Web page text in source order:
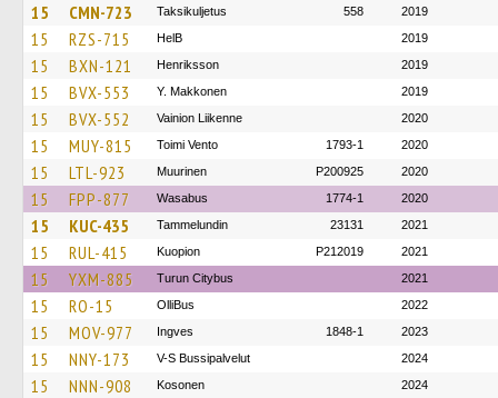
15 CMN-723 Taksikuljetus 558 2019
15 RZS-715 HelB 2019
15 BXN-121 Henriksson 2019
15 BVX-553 Y. Makkonen 2019
15 BVX-552 Vainion Liikenne 2020
15 MUY-815 Toimi Vento 1793-1 2020
15 LTL-923 Muurinen P200925 2020
15 FPP-877 Wasabus 1774-1 2020
15 KUC-435 Tammelundin 23131 2021
15 RUL-415 Kuopion P212019 2021
15 YXM-885 Turun Citybus 2021
15 RO-15 OlliBus 2022
15 MOV-977 Ingves 1848-1 2023
15 NNY-173 V-S Bussipalvelut 2024
15 NNN-908 Kosonen 2024